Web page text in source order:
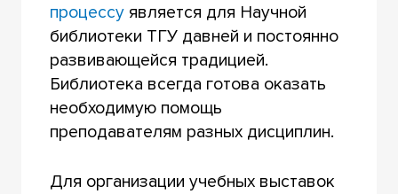
процессуявляется для Научной
библиотеки ТГУ давней и постоянно
развивающейся традицией.
Библиотека всегда готова оказать
необходимую помощь
преподавателям разных дисциплин.
Для организации учебных выставок